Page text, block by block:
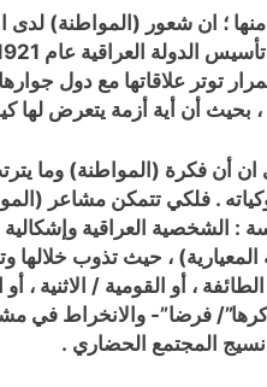
ان شعور (المواطنة) لدى
توتر علاقاتها مع دول
أن أية أزمة يتعرض لها
ان أن فكرة (المواطنة) وما
. فلكي تتمكن مشاعر
: الشخصية العراقية
، حيث تذوب خلالها
، أو القومية / الاثنية
كرها”/ فرضا”- والانخراط في
نسيج المجتمع الحضاري .